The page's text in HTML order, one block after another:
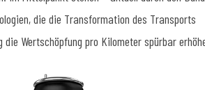
die die Transformation des Transports
Wertschöpfung pro Kilometer spürbar